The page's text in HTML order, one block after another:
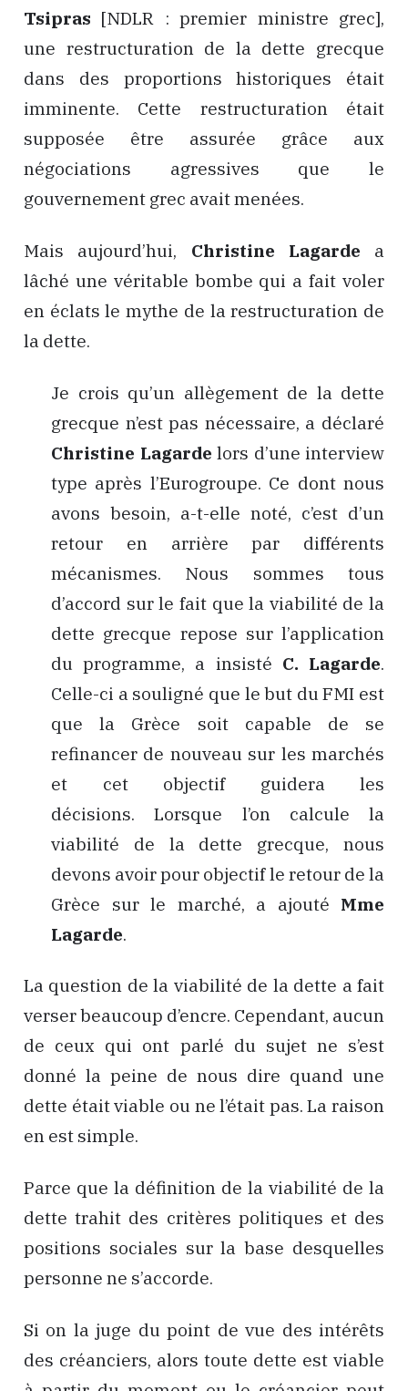
Tsipras [NDLR : premier ministre grec],
une restructuration de la dette grecque
dans des proportions historiques était
imminente. Cette restructuration était
supposée être assurée grâce aux
négociations agressives que le
gouvernement grec avait menées.
Mais aujourd’hui, Christine Lagarde a
lâché une véritable bombe qui a fait voler
en éclats le mythe de la restructuration de
la dette.
Je crois qu’un allègement de la dette
grecque n’est pas nécessaire, a déclaré
Christine Lagarde lors d’une interview
type après l’Eurogroupe. Ce dont nous
avons besoin, a-t-elle noté, c’est d’un
retour en arrière par différents
mécanismes. Nous sommes tous
d’accord sur le fait que la viabilité de la
dette grecque repose sur l’application
du programme, a insisté C. Lagarde.
Celle-ci a souligné que le but du FMI est
que la Grèce soit capable de se
refinancer de nouveau sur les marchés
et cet objectif guidera les
décisions. Lorsque l’on calcule la
viabilité de la dette grecque, nous
devons avoir pour objectif le retour de la
Grèce sur le marché, a ajouté Mme
Lagarde.
La question de la viabilité de la dette a fait
verser beaucoup d’encre. Cependant, aucun
de ceux qui ont parlé du sujet ne s’est
donné la peine de nous dire quand une
dette était viable ou ne l’était pas. La raison
en est simple.
Parce que la définition de la viabilité de la
dette trahit des critères politiques et des
positions sociales sur la base desquelles
personne ne s’accorde.
Si on la juge du point de vue des intérêts
des créanciers, alors toute dette est viable